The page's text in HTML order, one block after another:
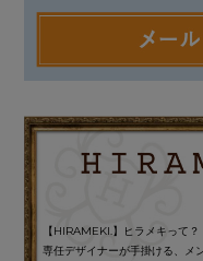
【HIRAMEKI.】ヒラメキって？
専任デザイナーが手掛ける、メ